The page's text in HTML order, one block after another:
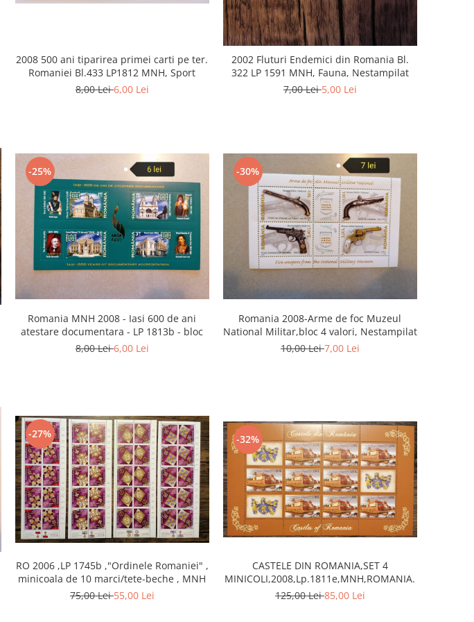
2008 500 ani tiparirea primei carti pe ter.
Romaniei Bl.433 LP1812 MNH, Sport
8,00 Lei6,00 Lei
2002 Fluturi Endemici din Romania Bl.
322 LP 1591 MNH, Fauna, Nestampilat
7,00 Lei5,00 Lei
-25%
Romania MNH 2008 - Iasi 600 de ani
atestare documentara - LP 1813b - bloc
8,00 Lei6,00 Lei
-30%
Romania 2008-Arme de foc Muzeul
National Militar,bloc 4 valori, Nestampilat
10,00 Lei7,00 Lei
-27%
RO 2006 ,LP 1745b ,"Ordinele Romaniei" ,
minicoala de 10 marci/tete-beche , MNH
75,00 Lei55,00 Lei
-32%
CASTELE DIN ROMANIA,SET 4
MINICOLI,2008,Lp.1811e,MNH,ROMANIA.
125,00 Lei85,00 Lei